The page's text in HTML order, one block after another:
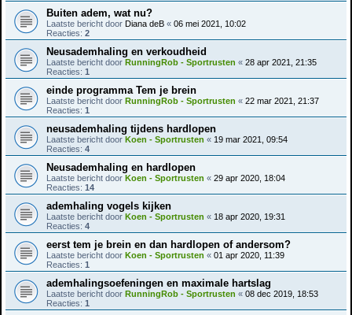
Buiten adem, wat nu?
Laatste bericht door Diana deB « 06 mei 2021, 10:02
Reacties: 2
Neusademhaling en verkoudheid
Laatste bericht door RunningRob - Sportrusten « 28 apr 2021, 21:35
Reacties: 1
einde programma Tem je brein
Laatste bericht door RunningRob - Sportrusten « 22 mar 2021, 21:37
Reacties: 1
neusademhaling tijdens hardlopen
Laatste bericht door Koen - Sportrusten « 19 mar 2021, 09:54
Reacties: 4
Neusademhaling en hardlopen
Laatste bericht door Koen - Sportrusten « 29 apr 2020, 18:04
Reacties: 14
ademhaling vogels kijken
Laatste bericht door Koen - Sportrusten « 18 apr 2020, 19:31
Reacties: 4
eerst tem je brein en dan hardlopen of andersom?
Laatste bericht door Koen - Sportrusten « 01 apr 2020, 11:39
Reacties: 1
ademhalingsoefeningen en maximale hartslag
Laatste bericht door RunningRob - Sportrusten « 08 dec 2019, 18:53
Reacties: 1